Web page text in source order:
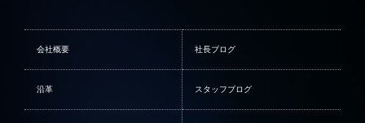
会社概要 社長ブログ
沿革 スタッフブログ